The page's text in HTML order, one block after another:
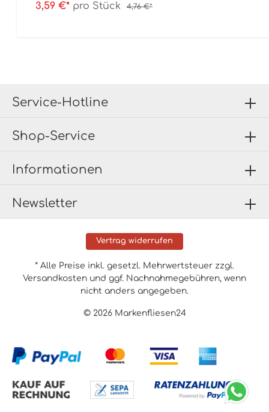
3,59 €* pro Stück 4,76 €*
Newsletter
Service-Hotline
Shop-Service
Informationen
Vertrag widerrufen
© 2026 Markenfliesen24
* Alle Preise inkl. gesetzl. Mehrwertsteuer zzgl.
Versandkosten und ggf. Nachnahmegebühren, wenn
nicht anders angegeben.